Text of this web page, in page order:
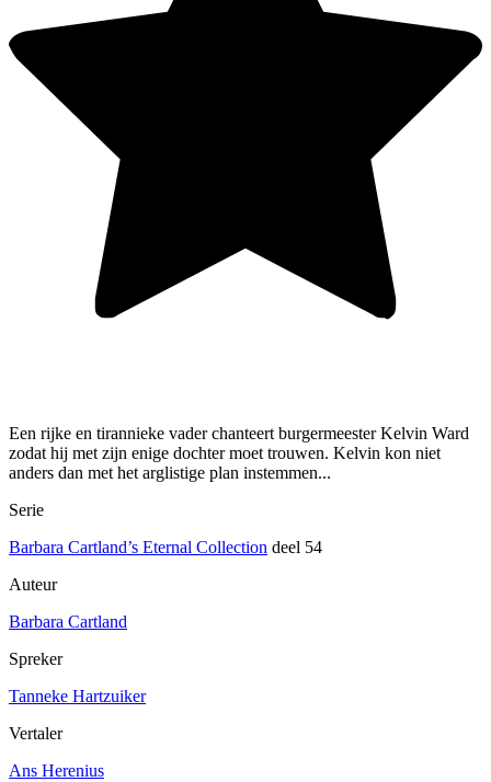
Een rijke en tirannieke vader chanteert burgermeester Kelvin Ward
zodat hij met zijn enige dochter moet trouwen. Kelvin kon niet
anders dan met het arglistige plan instemmen...
Serie
Barbara Cartland’s Eternal Collection deel 54
Auteur
Barbara Cartland
Spreker
Tanneke Hartzuiker
Vertaler
Ans Herenius